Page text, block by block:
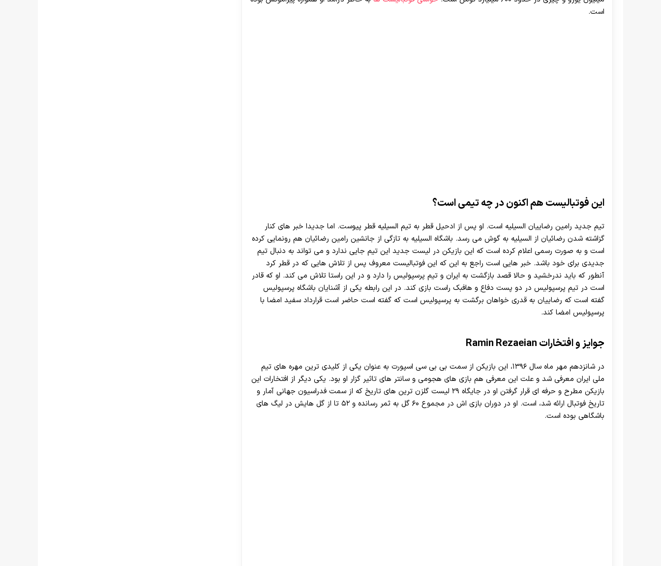
است.
این فوتبالیست هم اکنون در چه تیمی است؟
تیم جدید رامین رضاییان السیلیه است. او پس از ادحیل قطر به تیم السیلیه قطر پیوست. اما جدیدا خبر های کنار
گزاشته شدن رضائیان از السیلیه به گوش می رسد. باشگاه السیلیه به تازگی از جانشین رامین رضائیان هم رونمایی کرده
است و به صورت رسمی اعلام کرده است که این بازیکن در لیست جدید این تیم جایی ندارد و می تواند به دنبال تیم
جدیدی برای خود باشد. خبر هایی است راجع به این که این فوتبالیست معروف پس از تلاش هایی که در قطر کرد
آنطور که باید ندرخشید و حالا قصد بازگشت به ایران و تیم پرسپولیس را دارد و در این راستا تلاش می کند. او که قادر
است در تیم پرسپولیس در دو پست دفاع و هافبک راست بازی کند. در این رابطه یکی از آشنایان باشگاه پرسپولیس
گفته است که رضاییان به قدری خواهان برگشت به پرسپولیس است که گفته است حاضر است قرارداد سفید امضا با
پرسپولیس امضا کند.
جوایز و افتخارات Ramin Rezaeian
در شانزدهم مهر ماه سال ۱۳۹۶، این بازیکن از سمت بی بی سی اسپورت به عنوان یکی از کلیدی ترین مهره های تیم
ملی ایران معرفی شد و علت این معرفی هم بازی های هجومی و سانتر های تاثیر گزار او بود. یکی دیگر از افتخارات این
بازیکن مطرح و حرفه ای قرار گرفتن او در جایگاه ۲۹ لیست گلزن ترین های تاریخ که از سمت فدراسیون جهانی آمار و
تاریخ فوتبال ارائه شد، است. او در دوران بازی اش در مجموع ۶۰ گل به ثمر رسانده و ۵۲ تا از گل هایش در لیگ های
باشگاهی بوده است.